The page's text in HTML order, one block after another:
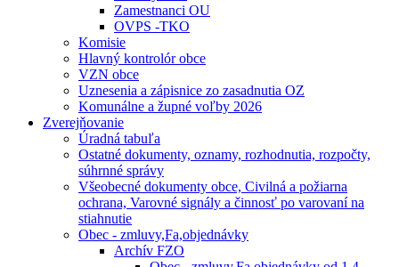
Zamestnanci OU
OVPS -TKO
Komisie
Hlavný kontrolór obce
VZN obce
Uznesenia a zápisnice zo zasadnutia OZ
Komunálne a župné voľby 2026
Zverejňovanie
Úradná tabuľa
Ostatné dokumenty, oznamy, rozhodnutia, rozpočty,
súhrnné správy
Všeobecné dokumenty obce, Civilná a požiarna
ochrana, Varovné signály a činnosť po varovaní na
stiahnutie
Obec - zmluvy,Fa,objednávky
Archív FZO